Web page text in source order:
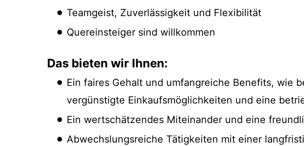
Teamgeist, Zuverlässigkeit und Flexibilität
Quereinsteiger sind willkommen
Das bieten wir Ihnen:
Ein faires Gehalt und umfangreiche Benefits, wie
vergünstigte Einkaufsmöglichkeiten und eine
Ein wertschätzendes Miteinander und eine
Abwechslungsreiche Tätigkeiten mit einer